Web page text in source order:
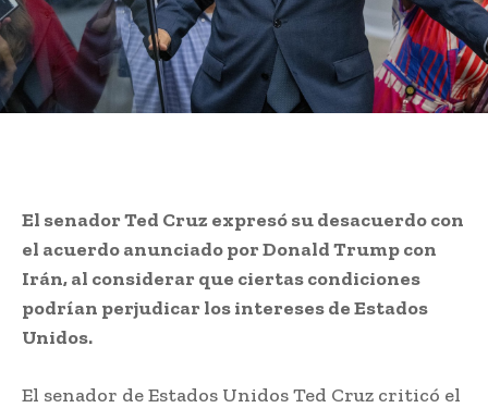
El senador Ted Cruz expresó su desacuerdo con
el acuerdo anunciado por Donald Trump con
Irán, al considerar que ciertas condiciones
podrían perjudicar los intereses de Estados
Unidos.
El senador de Estados Unidos Ted Cruz criticó el